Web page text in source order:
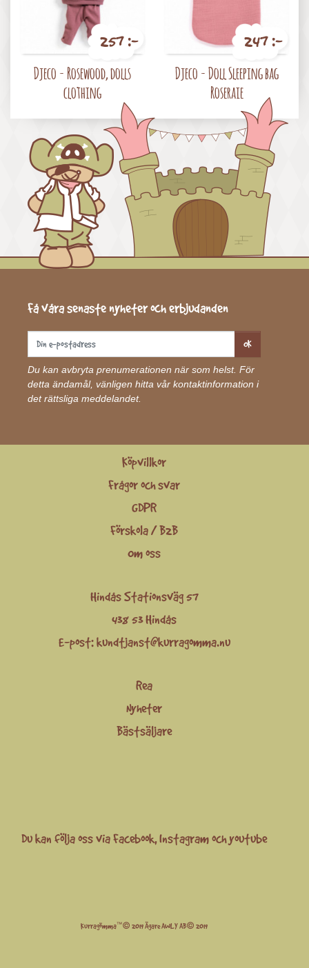
257 :-
Djeco - Rosewood, dolls
clothing
247 :-
Djeco - Doll Sleeping bag
Roseraie
Få våra senaste nyheter och erbjudanden
OK
Du kan avbryta prenumerationen när som helst. För
detta ändamål, vänligen hitta vår kontaktinformation i
det rättsliga meddelandet.
Köpvillkor
Frågor och svar
GDPR
Förskola / B2B
Om oss
Hindås Stationsväg 57
438 53 Hindås
E-post:kundtjanst@kurragomma.nu
Rea
Nyheter
Bästsäljare
Du kan följa oss viaFacebook,Instagramochyoutube
Kurragömma™© 2019 Ägare AWLY AB© 2019